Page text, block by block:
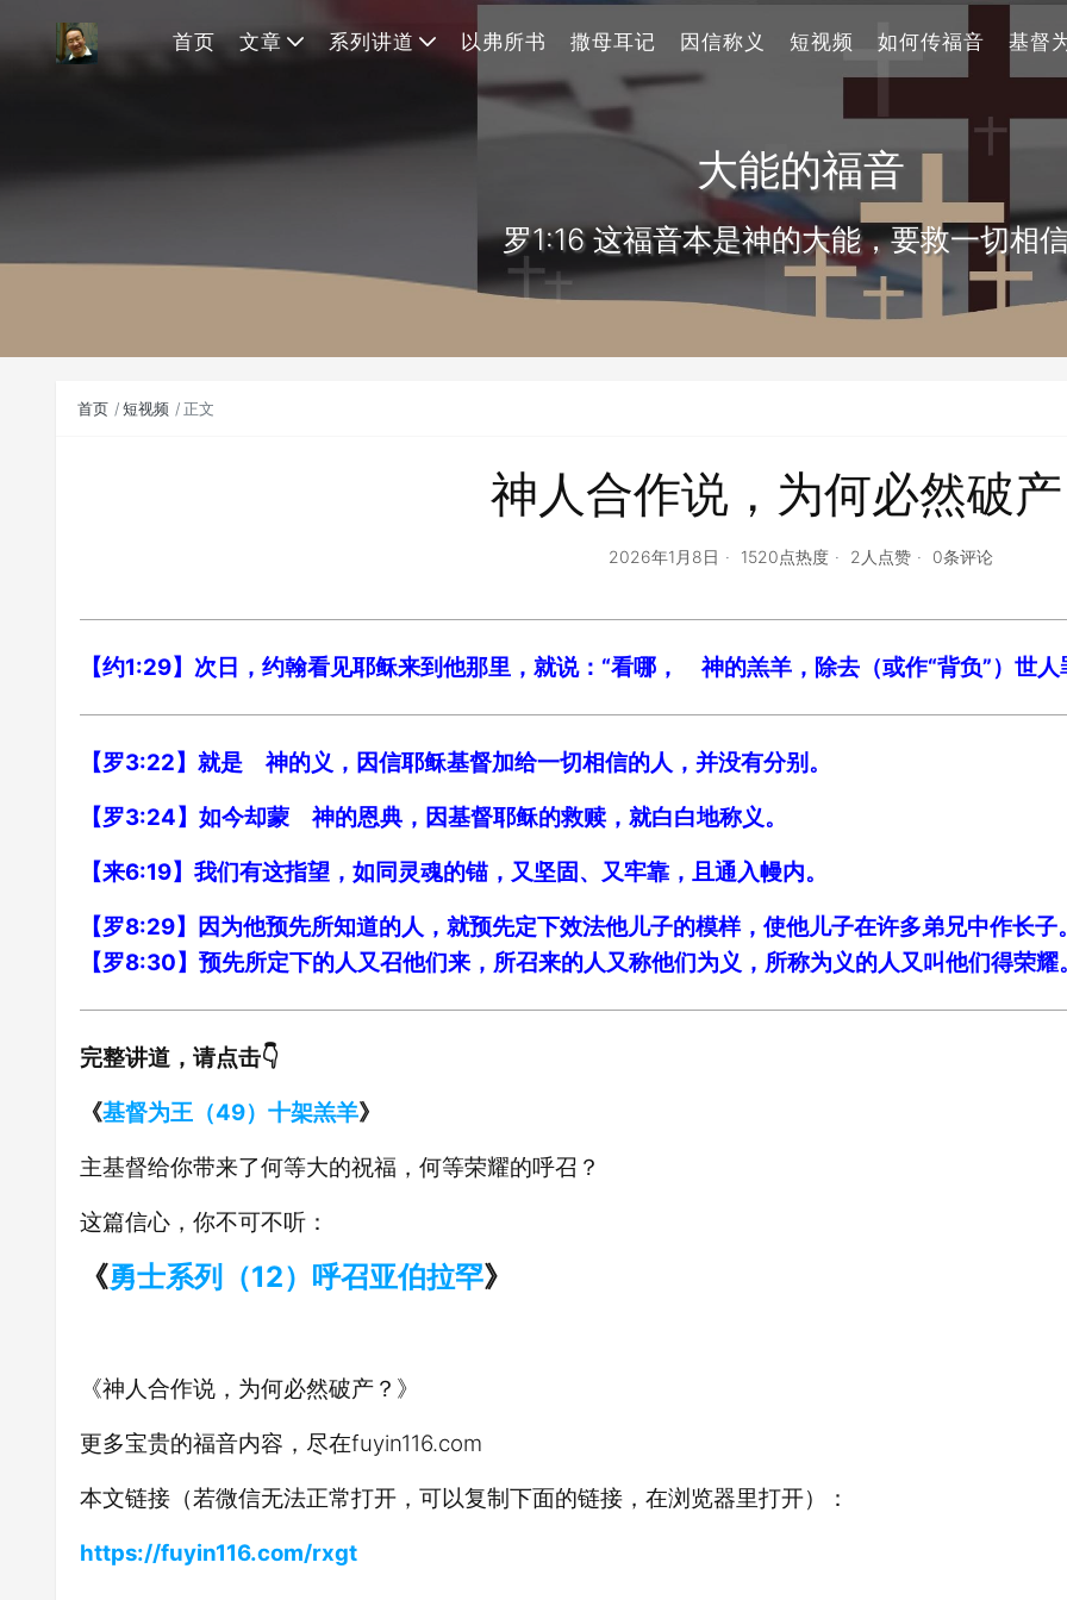
首页 文章 系列讲道 以弗所书 撒母耳记 因信称义 短视频 如何传福音 基督
大能的福音
罗1:16 这福音本是神的大能，要救一切相
首页 短视频 正文
神人合作说，为何必然破产
2026年1月8日 1520点热度 2人点赞 0条评论
【约1:29】次日，约翰看见耶稣来到他那里，就说：“看哪， 神的羔羊，除去（或作“背负”）世人
【罗3:22】就是 神的义，因信耶稣基督加给一切相信的人，并没有分别。
【罗3:24】如今却蒙 神的恩典，因基督耶稣的救赎，就白白地称义。
【来6:19】我们有这指望，如同灵魂的锚，又坚固、又牢靠，且通入幔内。
【罗8:29】因为他预先所知道的人，就预先定下效法他儿子的模样，使他儿子在许多弟兄中作长子。
【罗8:30】预先所定下的人又召他们来，所召来的人又称他们为义，所称为义的人又叫他们得荣耀。
完整讲道，请点击👇
《基督为王（49）十架羔羊》
主基督给你带来了何等大的祝福，何等荣耀的呼召？
这篇信心，你不可不听：
《勇士系列（12）呼召亚伯拉罕》
《神人合作说，为何必然破产？》
更多宝贵的福音内容，尽在fuyin116.com
本文链接（若微信无法正常打开，可以复制下面的链接，在浏览器里打开）：
https://fuyin116.com/rxgt